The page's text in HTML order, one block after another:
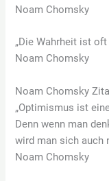
Noam Chomsky
„Die Wahrheit ist
Noam Chomsky
Noam Chomsky
„Optimismus ist
Denn wenn man
wird man sich auch
Noam Chomsky